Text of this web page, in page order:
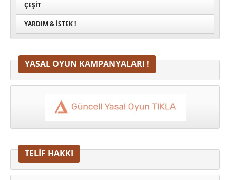
ÇEŞIT
YARDIM & İSTEK !
YASAL OYUN KAMPANYALARI !
TELİF HAKKI